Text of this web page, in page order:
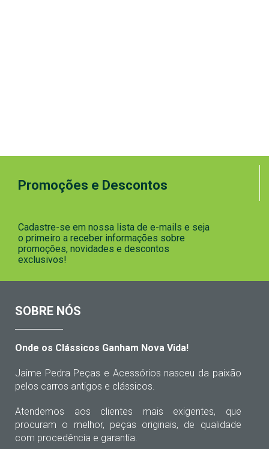
Promoções e Descontos
Cadastre-se em nossa lista de e-mails e seja
o primeiro a receber informações sobre
promoções, novidades e descontos
exclusivos!
SOBRE NÓS
Onde os Clássicos Ganham Nova Vida!
Jaime Pedra Peças e Acessórios nasceu da paixão
pelos carros antigos e clássicos.
Atendemos aos clientes mais exigentes, que
procuram o melhor, peças originais, de qualidade
com procedência e garantia.